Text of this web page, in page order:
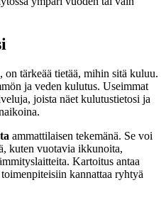
on tärkeää tietää, mihin sitä kuluu.
ja veden kulutus. Useimmat
joista näet kulutustietosi ja
ammattilaisen tekemänä. Se voi
kuten vuotavia ikkunoita,
Kartoitus antaa
kannattaa ryhtyä